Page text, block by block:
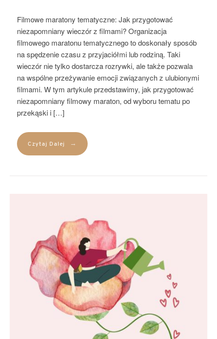
Filmowe maratony tematyczne: Jak przygotować
niezapomniany wieczór z filmami? Organizacja
filmowego maratonu tematycznego to doskonały sposób
na spędzenie czasu z przyjaciółmi lub rodziną. Taki
wieczór nie tylko dostarcza rozrywki, ale także pozwala
na wspólne przeżywanie emocji związanych z ulubionymi
filmami. W tym artykule przedstawimy, jak przygotować
niezapomniany filmowy maraton, od wyboru tematu po
przekąski i […]
Czytaj Dalej →